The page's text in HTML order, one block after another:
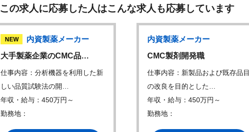
この求人に応募した人はこんな求人も応募しています
NEW
内資製薬メーカー
大手製薬企業のCMC品…
仕事内容：分析機器を利用した新
しい品質試験法の開…
年収・給与：450万円～
勤務地：
内資製薬メーカー
CMC製剤開発職
仕事内容：新製品および既存品目
の改良を目的とした…
年収・給与：450万円～
勤務地：